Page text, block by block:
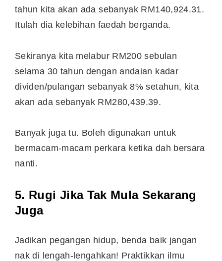
tahun kita akan ada sebanyak RM140,924.31.
Itulah dia kelebihan faedah berganda.
Sekiranya kita melabur RM200 sebulan
selama 30 tahun dengan andaian kadar
dividen/pulangan sebanyak 8% setahun, kita
akan ada sebanyak RM280,439.39.
Banyak juga tu. Boleh digunakan untuk
bermacam-macam perkara ketika dah bersara
nanti.
5. Rugi Jika Tak Mula Sekarang
Juga
Jadikan pegangan hidup, benda baik jangan
nak di lengah-lengahkan! Praktikkan ilmu